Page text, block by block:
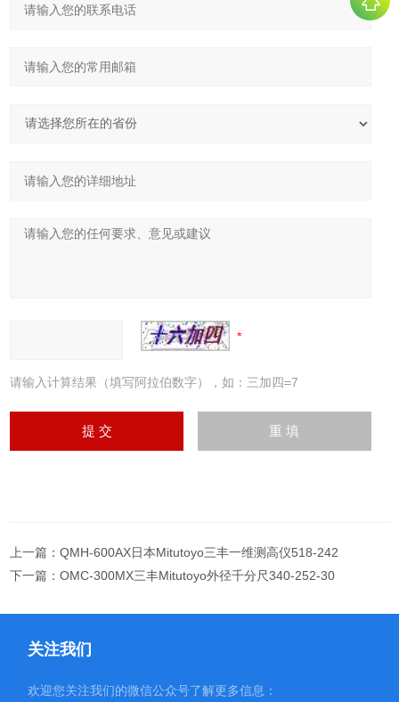
请输入计算结果（填写阿拉伯数字），如：三加四=7
上一篇：QMH-600AX日本Mitutoyo三丰一维测高仪518-242
下一篇：OMC-300MX三丰Mitutoyo外径千分尺340-252-30
关注我们
欢迎您关注我们的微信公众号了解更多信息：